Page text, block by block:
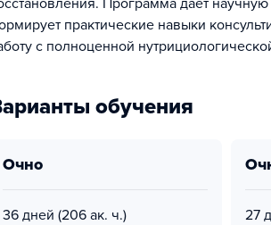
Программа даёт
практические навыки
с полноценной
обучения
очно
36 дней (206 ак. ч.) 27